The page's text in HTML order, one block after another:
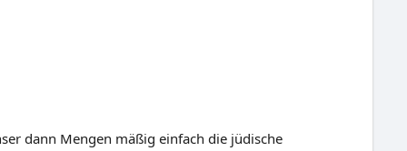
dann Mengen mäßig einfach die jüdische